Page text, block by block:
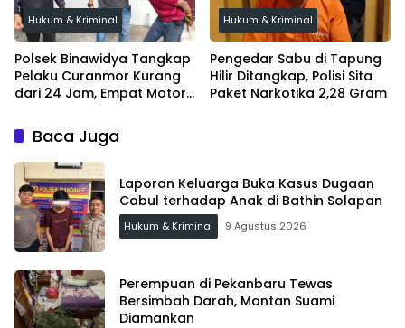
Hukum & Kriminal
Polsek Binawidya Tangkap
Pelaku Curanmor Kurang
dari 24 Jam, Empat Motor
Hukum & Kriminal
Pengedar Sabu di Tapung
Hilir Ditangkap, Polisi Sita
Paket Narkotika 2,28 Gram
Baca Juga
Laporan Keluarga Buka Kasus Dugaan
Cabul terhadap Anak di Bathin Solapan
Hukum & Kriminal 9 Agustus 2026
Perempuan di Pekanbaru Tewas
Bersimbah Darah, Mantan Suami
Diamankan